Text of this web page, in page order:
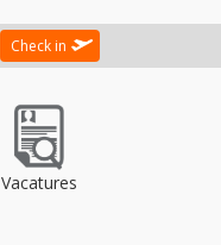
Check in
Vacatures